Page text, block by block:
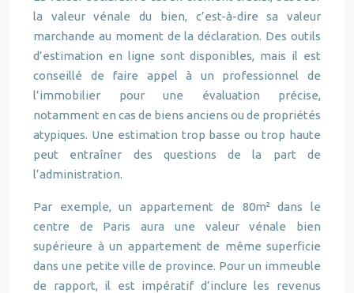
la valeur vénale du bien, c’est-à-dire sa valeur
marchande au moment de la déclaration. Des outils
d’estimation en ligne sont disponibles, mais il est
conseillé de faire appel à un professionnel de
l’immobilier pour une évaluation précise,
notamment en cas de biens anciens ou de propriétés
atypiques. Une estimation trop basse ou trop haute
peut entraîner des questions de la part de
l’administration.
Par exemple, un appartement de 80m² dans le
centre de Paris aura une valeur vénale bien
supérieure à un appartement de même superficie
dans une petite ville de province. Pour un immeuble
de rapport, il est impératif d’inclure les revenus